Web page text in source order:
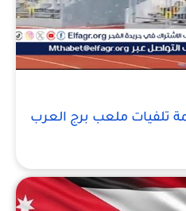
تلفيات ملعب برج العرب